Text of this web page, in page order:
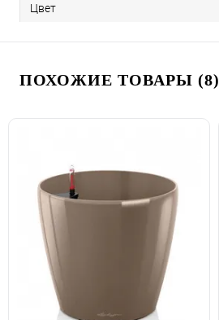
Цвет
ПОХОЖИЕ ТОВАРЫ (8)